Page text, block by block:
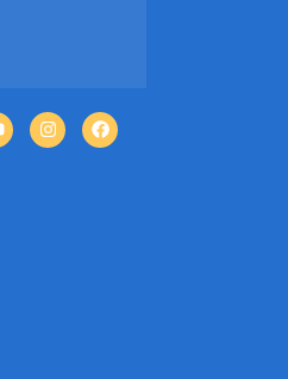
3, 41400 Gebze/Kocaeli